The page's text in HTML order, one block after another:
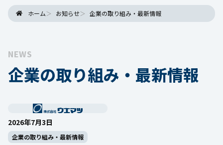
ホーム お知らせ 企業の取り組み・最新情報
NEWS
企業の取り組み・最新情報
2026年7月3日
企業の取り組み・最新情報